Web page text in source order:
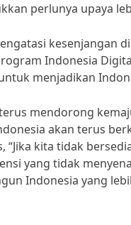
perlunya upaya
kesenjangan
Indonesia
menjadikan
mendorong
akan terus
“Jika kita tidak
yang tidak
Indonesia yang